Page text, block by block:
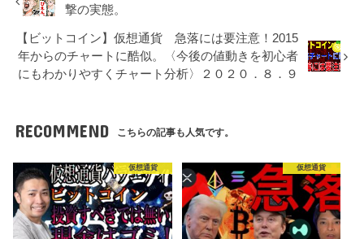
撃の実態。
【ビットコイン】仮想通貨 急落には要注意！2015
年からのチャートに酷似。〈今後の値動きを初心者
にもわかりやすくチャート分析〉２０２０．８．９
RECOMMEND こちらの記事も人気です。
仮想通貨 仮想通貨